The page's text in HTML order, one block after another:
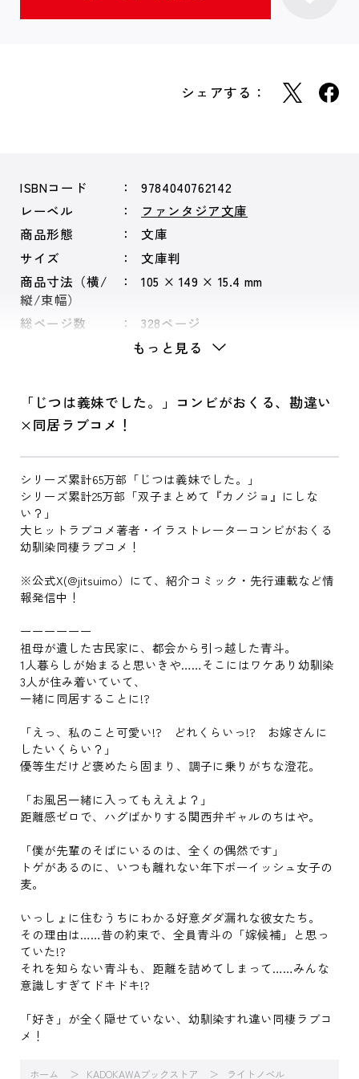
シェアする：
ISBNコード
9784040762142
レーベル
ファンタジア文庫
商品形態
文庫
サイズ
文庫判
商品寸法（横/
縦/束幅）
105 × 149 × 15.4 mm
総ページ数 328ページ
もっと見る
「じつは義妹でした。」コンビがおくる、勘違い
×同居ラブコメ！
シリーズ累計65万部「じつは義妹でした。」
シリーズ累計25万部「双子まとめて『カノジョ』にしな
い？」
大ヒットラブコメ著者・イラストレーターコンビがおくる
幼馴染同棲ラブコメ！
※公式X(@jitsuimo）にて、紹介コミック・先行連載など情
報発信中！
ーーーーーー
祖母が遺した古民家に、都会から引っ越した青斗。
1人暮らしが始まると思いきや……そこにはワケあり幼馴染
3人が住み着いていて、
一緒に同居することに!?
「えっ、私のこと可愛い!? どれくらいっ!? お嫁さんに
したいくらい？」
優等生だけど褒めたら固まり、調子に乗りがちな澄花。
「お風呂一緒に入ってもええよ？」
距離感ゼロで、ハグばかりする関西弁ギャルのちはや。
「僕が先輩のそばにいるのは、全くの偶然です」
トゲがあるのに、いつも離れない年下ボーイッシュ女子の
麦。
いっしょに住むうちにわかる好意ダダ漏れな彼女たち。
その理由は……昔の約束で、全員青斗の「嫁候補」と思っ
ていた!?
それを知らない青斗も、距離を詰めてしまって……みんな
意識しすぎてドキドキ!?
「好き」が全く隠せていない、幼馴染すれ違い同棲ラブコ
メ！
ホーム KADOKAWAブックストア
ライトノベル